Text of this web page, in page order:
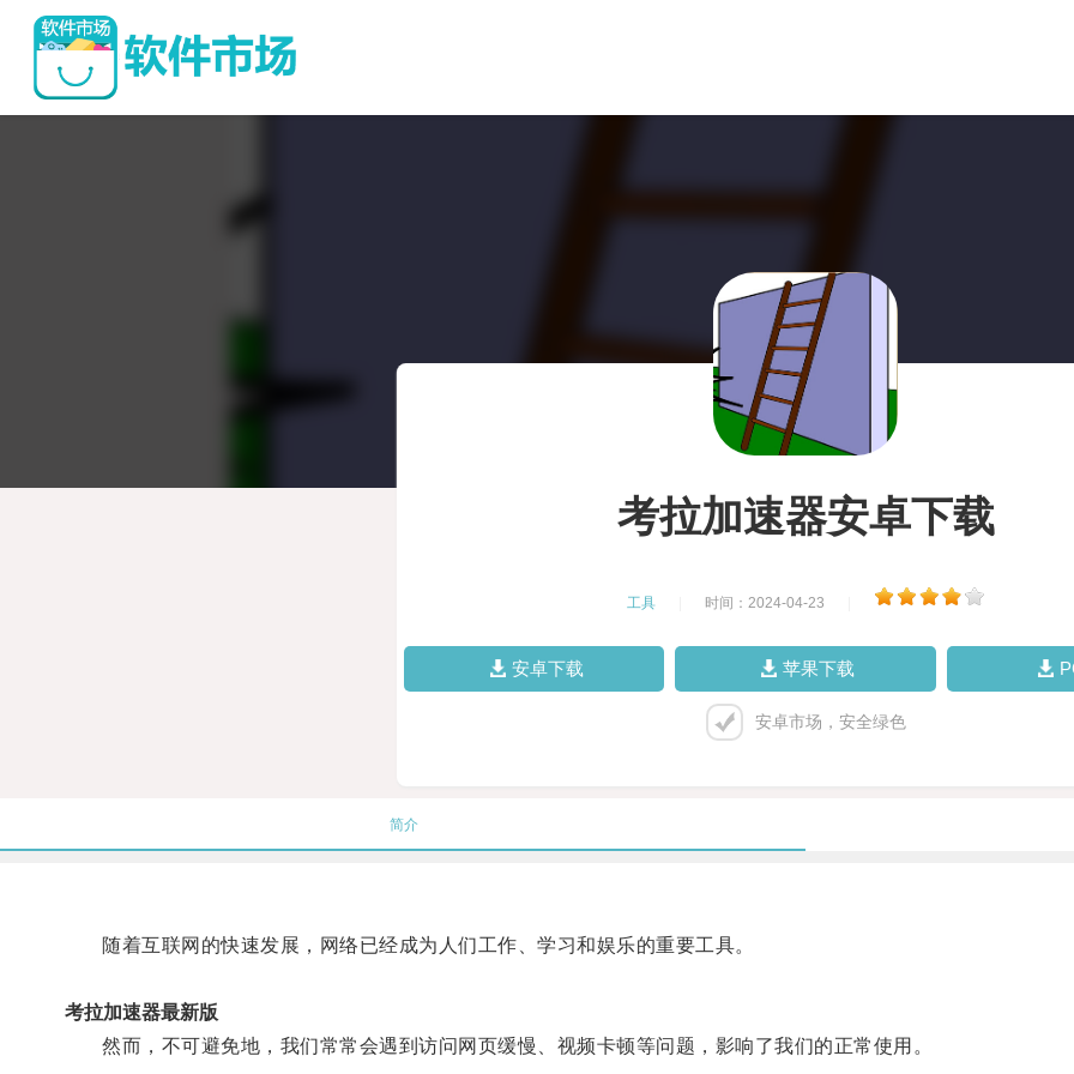
考拉加速器安卓下载
工具 时间：2024-04-23
安卓下载 苹果下载
安卓市场，安全绿色
简介
随着互联网的快速发展，网络已经成为人们工作、学习和娱乐的重要工具。
考拉加速器最新版
然而，不可避免地，我们常常会遇到访问网页缓慢、视频卡顿等问题，影响了我们的正常使用。